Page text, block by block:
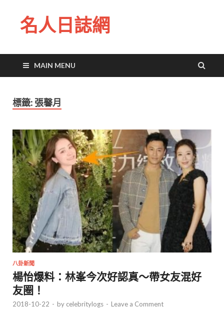
名人日誌網
MAIN MENU
標籤: 張馨月
八卦新聞
楊怡爆料：林峯今次好認真～帶女友混好
友圈！
2018-10-22 - by celebritylogs - Leave a Comment